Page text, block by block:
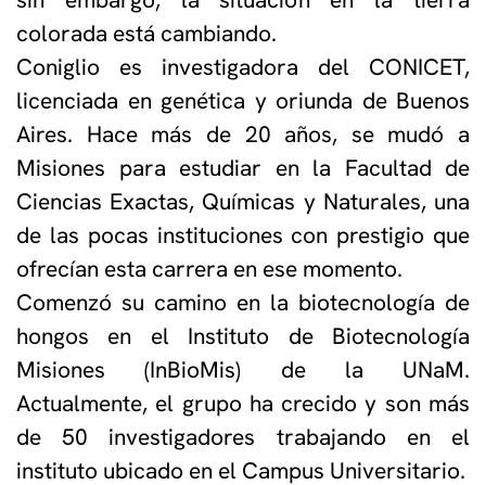
colorada está cambiando.
Coniglio es investigadora del CONICET,
licenciada en genética y oriunda de Buenos
Aires. Hace más de 20 años, se mudó a
Misiones para estudiar en la Facultad de
Ciencias Exactas, Químicas y Naturales, una
de las pocas instituciones con prestigio que
ofrecían esta carrera en ese momento.
Comenzó su camino en la biotecnología de
hongos en el Instituto de Biotecnología
Misiones (InBioMis) de la UNaM.
Actualmente, el grupo ha crecido y son más
de 50 investigadores trabajando en el
instituto ubicado en el Campus Universitario.